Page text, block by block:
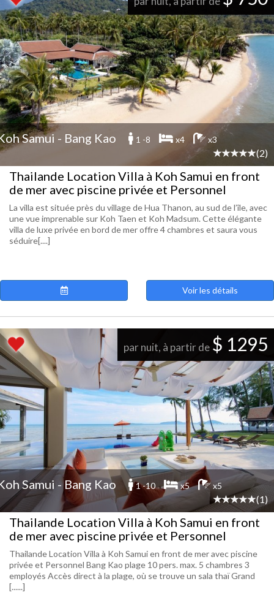
Samui - Bang Kao 1 -8 x4 x3
(2)
Thailande Location Villa à Koh Samui en front
de mer avec piscine privée et Personnel
La villa est située près du village de Hua Thanon, au sud de l’île, avec
une vue imprenable sur Koh Taen et Koh Madsum. Cette élégante
villa de luxe privée en bord de mer offre 4 chambres et saura vous
séduire[....]
Voir les détails
par nuit, à partir de $ 1295
Samui - Bang Kao 1 -10 x5 x5
(1)
Thailande Location Villa à Koh Samui en front
de mer avec piscine privée et Personnel
Thailande Location Villa à Koh Samui en front de mer avec piscine
privée et Personnel Bang Kao plage 10 pers. max. 5 chambres 3
employés Accès direct à la plage, où se trouve un sala thaï Grand
[......]